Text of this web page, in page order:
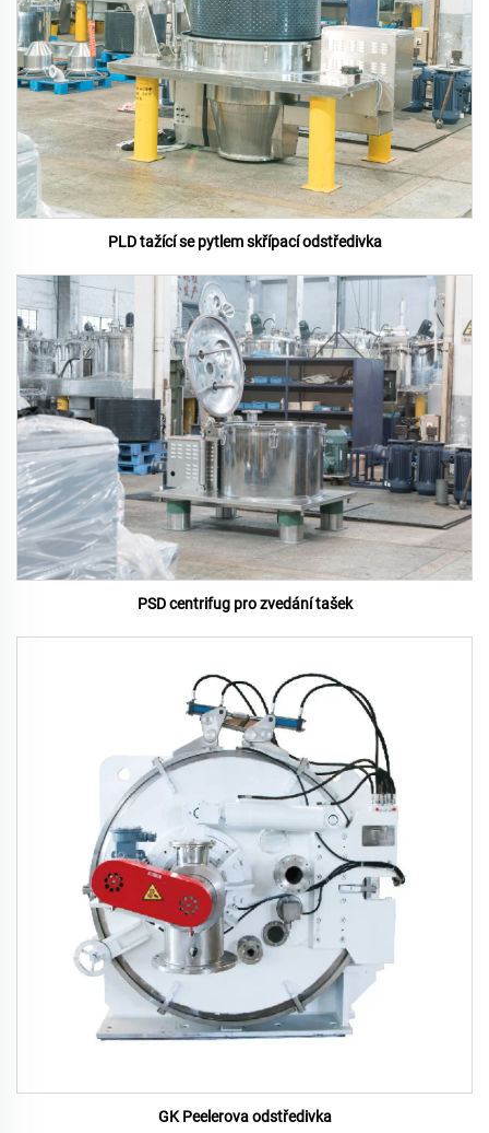
PLD tažící se pytlem skřípací odstředivka
PSD centrifug pro zvedání tašek
GK Peelerova odstředivka